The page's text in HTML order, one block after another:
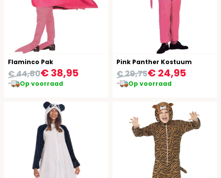
Flaminco Pak
€ 38,95
€ 44,80
Op voorraad
Pink Panther Kostuum
€ 24,95
€ 29,75
Op voorraad